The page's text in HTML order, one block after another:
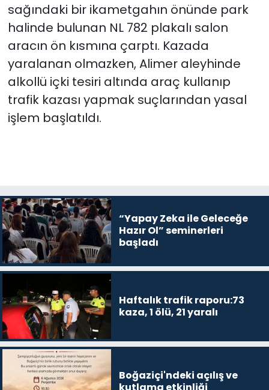
sağındaki bir ikametgahın önünde park
halinde bulunan NL 782 plakalı salon
aracın ön kısmına çarptı. Kazada
yaralanan olmazken, Alimer aleyhinde
alkollü içki tesiri altında araç kullanıp
trafik kazası yapmak suçlarından yasal
işlem başlatıldı.
“Yapay Zeka ile Geleceğe
Hazır Ol” seminerleri
başladı
Haftalık trafik raporu:73
kaza, 1 ölü, 21 yaralı
Boğaziçi'ndeki açılış ve